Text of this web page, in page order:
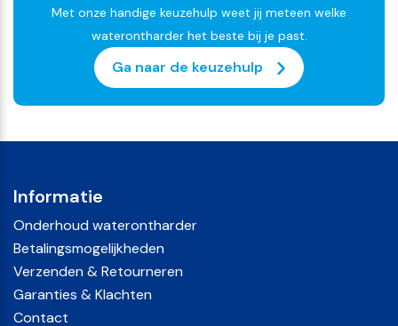
Met onze handige keuzehulp weet jij meteen welke
waterontharder het beste bij je past.
Ga naar de keuzehulp
Informatie
Onderhoud waterontharder
Betalingsmogelijkheden
Verzenden & Retourneren
Garanties & Klachten
Contact